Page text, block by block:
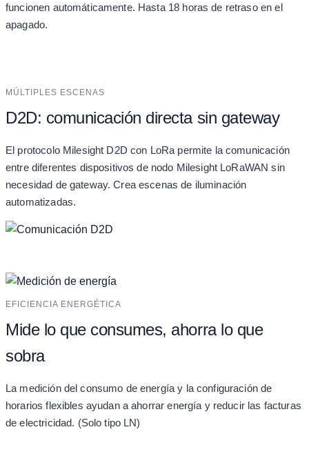
funcionen automáticamente. Hasta 18 horas de retraso en el
apagado.
MÚLTIPLES ESCENAS
D2D: comunicación directa sin gateway
El protocolo Milesight D2D con LoRa permite la comunicación
entre diferentes dispositivos de nodo Milesight LoRaWAN sin
necesidad de gateway. Crea escenas de iluminación
automatizadas.
EFICIENCIA ENERGÉTICA
Mide lo que consumes, ahorra lo que
sobra
La medición del consumo de energía y la configuración de
horarios flexibles ayudan a ahorrar energía y reducir las facturas
de electricidad. (Solo tipo LN)